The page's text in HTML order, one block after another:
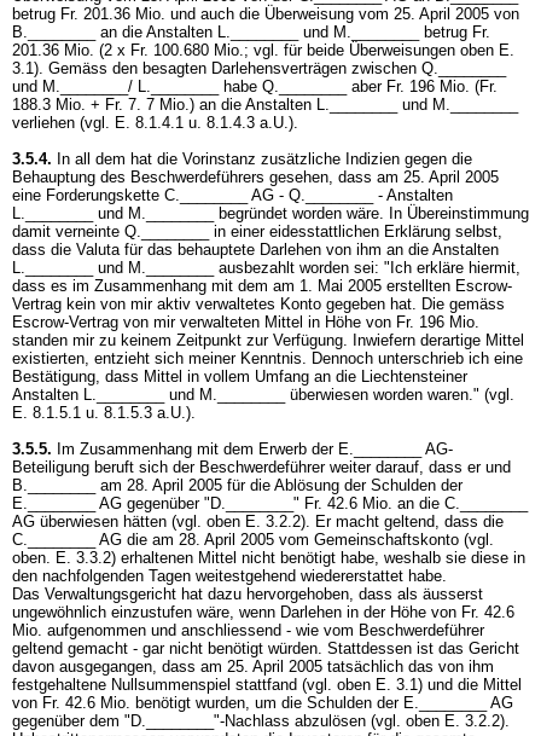
betrug Fr. 201.36 Mio. und auch die Überweisung vom 25. April 2005 von
B.________ an die Anstalten L.________ und M.________ betrug Fr.
201.36 Mio. (2 x Fr. 100.680 Mio.; vgl. für beide Überweisungen oben E.
3.1). Gemäss den besagten Darlehensverträgen zwischen Q.________
und M.________/ L.________ habe Q.________ aber Fr. 196 Mio. (Fr.
188.3 Mio. + Fr. 7. 7 Mio.) an die Anstalten L.________ und M.________
verliehen (vgl. E. 8.1.4.1 u. 8.1.4.3 a.U.).
3.5.4. In all dem hat die Vorinstanz zusätzliche Indizien gegen die
Behauptung des Beschwerdeführers gesehen, dass am 25. April 2005
eine Forderungskette C.________ AG - Q.________ - Anstalten
L.________ und M.________ begründet worden wäre. In Übereinstimmung
damit verneinte Q.________ in einer eidesstattlichen Erklärung selbst,
dass die Valuta für das behauptete Darlehen von ihm an die Anstalten
L.________ und M.________ ausbezahlt worden sei: "Ich erkläre hiermit,
dass es im Zusammenhang mit dem am 1. Mai 2005 erstellten Escrow-
Vertrag kein von mir aktiv verwaltetes Konto gegeben hat. Die gemäss
Escrow-Vertrag von mir verwalteten Mittel in Höhe von Fr. 196 Mio.
standen mir zu keinem Zeitpunkt zur Verfügung. Inwiefern derartige Mittel
existierten, entzieht sich meiner Kenntnis. Dennoch unterschrieb ich eine
Bestätigung, dass Mittel in vollem Umfang an die Liechtensteiner
Anstalten L.________ und M.________ überwiesen worden waren." (vgl.
E. 8.1.5.1 u. 8.1.5.3 a.U.).
3.5.5. Im Zusammenhang mit dem Erwerb der E.________ AG-
Beteiligung beruft sich der Beschwerdeführer weiter darauf, dass er und
B.________ am 28. April 2005 für die Ablösung der Schulden der
E.________ AG gegenüber "D.________" Fr. 42.6 Mio. an die C.________
AG überwiesen hätten (vgl. oben E. 3.2.2). Er macht geltend, dass die
C.________ AG die am 28. April 2005 vom Gemeinschaftskonto (vgl.
oben. E. 3.3.2) erhaltenen Mittel nicht benötigt habe, weshalb sie diese in
den nachfolgenden Tagen weitestgehend wiedererstattet habe.
Das Verwaltungsgericht hat dazu hervorgehoben, dass als äusserst
ungewöhnlich einzustufen wäre, wenn Darlehen in der Höhe von Fr. 42.6
Mio. aufgenommen und anschliessend - wie vom Beschwerdeführer
geltend gemacht - gar nicht benötigt würden. Stattdessen ist das Gericht
davon ausgegangen, dass am 25. April 2005 tatsächlich das von ihm
festgehaltene Nullsummenspiel stattfand (vgl. oben E. 3.1) und die Mittel
von Fr. 42.6 Mio. benötigt wurden, um die Schulden der E.________ AG
gegenüber dem "D.________"-Nachlass abzulösen (vgl. oben E. 3.2.2).